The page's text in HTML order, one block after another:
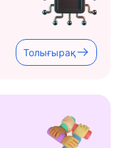
Толығырақ